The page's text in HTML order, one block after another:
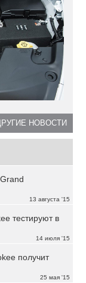
НОВОСТИ
13 августа '15
14 июля '15
тестируют в
25 мая '15
получит